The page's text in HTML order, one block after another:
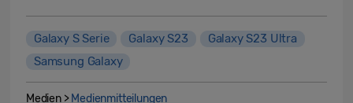
Galaxy S Serie Galaxy S23
Galaxy S23 Ultra
Samsung Galaxy
Medien > Medienmitteilungen